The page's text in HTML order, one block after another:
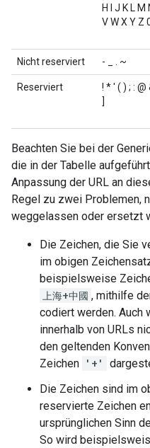
H I J K L M
V W X Y Z
Nicht reserviert - _ . ~
Reserviert
! * ' ( ) ; : @
]
Beachten Sie bei der
die in der Tabelle
Anpassung der URL an
Regel zu zwei Problemen,
weggelassen oder ersetzt
Die Zeichen, die Sie
im obigen
beispielsweise
上海+中國 , mithilfe
codiert werden. Auch
innerhalb von URLs
den geltenden
Zeichen '+'
Die Zeichen sind im
reservierte Zeichen
ursprünglichen Sinn
So wird